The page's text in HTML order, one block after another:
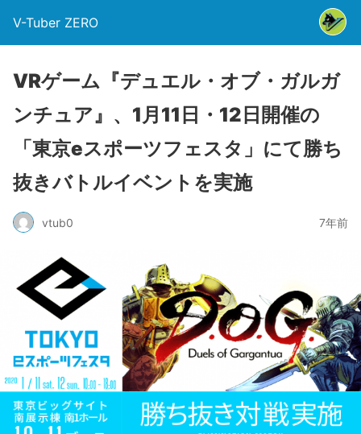
V-Tuber ZERO
VRゲーム『デュエル・オブ・ガルガ
ンチュア』、1月11日・12日開催の
「東京eスポーツフェスタ」にて勝ち
抜きバトルイベントを実施
vtub0 7年前